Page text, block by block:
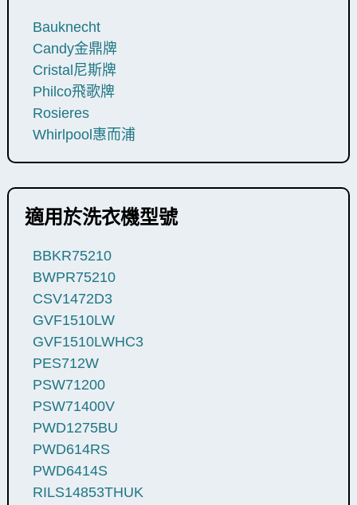
Bauknecht
Candy金鼎牌
Cristal尼斯牌
Philco飛歌牌
Rosieres
Whirlpool惠而浦
適用於洗衣機型號
BBKR75210
BWPR75210
CSV1472D3
GVF1510LW
GVF1510LWHC3
PES712W
PSW71200
PSW71400V
PWD1275BU
PWD614RS
PWD6414S
RILS14853THUK